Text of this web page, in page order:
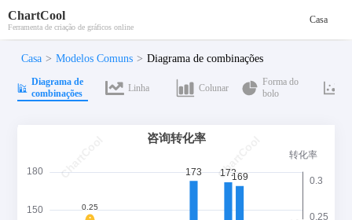
ChartCool
Ferramenta de criação de gráficos online
Casa
Casa > Modelos Comuns > Diagrama de combinações
Diagrama de
combinações
Linha Colunar
Forma do
bolo